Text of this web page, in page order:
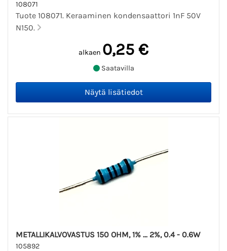
108071
Tuote 108071. Keraaminen kondensaattori 1nF 50V
N150.
alkaen 0,25 €
Saatavilla
METALLIKALVOVASTUS 150 OHM, 1% ... 2%, 0.4 - 0.6W
105892